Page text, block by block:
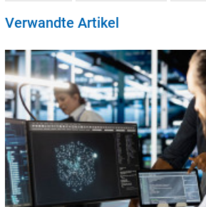
Verwandte Artikel